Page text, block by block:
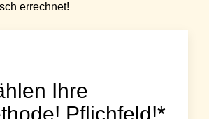
errechnet!
Ihre
Pflichfeld!*